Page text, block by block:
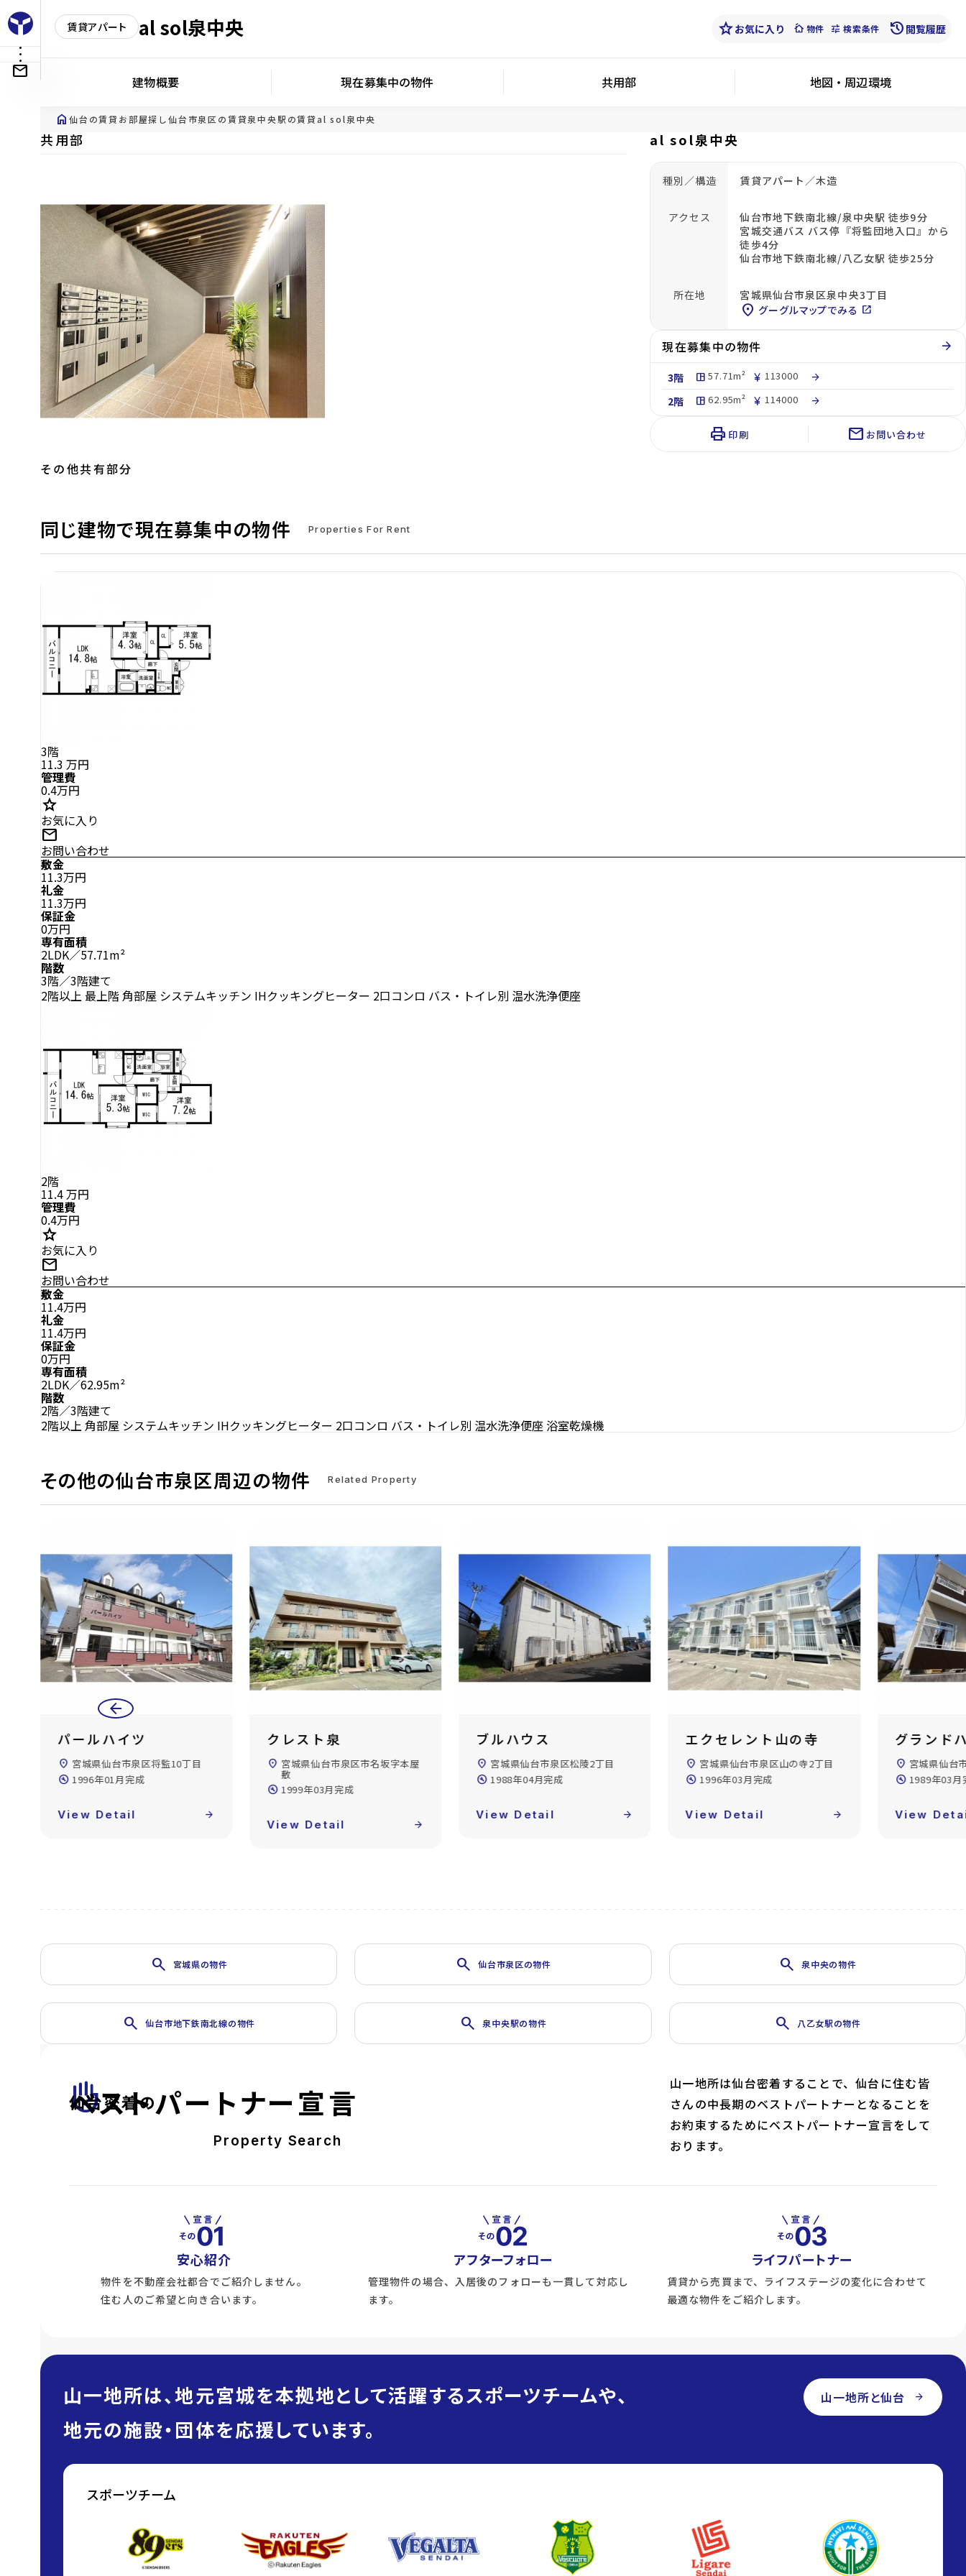
賃貸アパート al sol泉中央 starお気に入り cottage物件 tune 検索条件 history 閲覧履歴
建物概要 現在募集中の物件 共用部 地図・周辺環境
home 仙台の賃貸お部屋探し仙台市泉区の賃貸泉中央駅の賃貸al sol泉中央
al sol泉中央
種別／構造 賃貸アパート／木造
アクセス
仙台市地下鉄南北線/泉中央駅 徒歩9分
宮城交通バス バス停『将監団地入口』から
徒歩4分
仙台市地下鉄南北線/八乙女駅 徒歩25分
所在地 宮城県仙台市泉区泉中央3丁目
location_on グーグルマップでみる open_in_new
現在募集中の物件 arrow_forward
3階 space_dashboard 57.71m² currency_yen 113000
arrow_forward
2階
space_dashboard 62.95m² currency_yen 114000 arrow_forward
print 印刷 mail お問い合わせ
共用部
その他共有部分
同じ建物で現在募集中の物件 Properties For Rent
3階
11.3 万円
管理費
0.4万円
star
お気に入り
mail
お問い合わせ
敷金
11.3万円
礼金
11.3万円
保証金
0万円
専有面積
2LDK／57.71m²
階数
3階／3階建て
2階以上 最上階角部屋 システムキッチン IHクッキングヒーター 2口コンロ バス・トイレ別 温水洗浄便座
2階
11.4万円
管理費
0.4万円
star
お気に入り
mail
お問い合わせ
敷金
11.4万円
礼金
11.4万円
保証金
0万円
専有面積
2LDK／62.95m²
階数
2階／3階建て
2階以上 角部屋 システムキッチン IHクッキングヒーター 2口コンロ バス・トイレ別 温水洗浄便座 浴室乾燥機
その他の仙台市泉区周辺の物件 Related Property
arrow_back
クレスト泉
location_on 宮城県仙台市泉区市名坂字本屋
敷
build_circle
ブルハウス
location_on 宮城県仙台市泉区松陵2丁目
1988年04月完成
エクセレント山の寺
location_on 宮城県仙台市泉区山の寺2丁目
build_circle 1996年03月完成
View Detail arrow_forward
グランドハイツ永和台
location_on 宮城県仙台市泉区永和台
build_circle 1989年03月完成
View Detail arrow_forward
コーポム
location_on 宮城県仙台
build_circle 1986年02月
View
search 宮城県の物件 search 仙台市泉区の物件 search 泉中央の物件
search 仙台市地下鉄南北線の物件 search 泉中央駅の物件 search 八乙女駅の物件
front_hand
仙台密着の
ベストパートナー宣言
Property Search
山一地所は仙台密着することで、仙台に住む皆
さんの中長期のベストパートナーとなることを
お約束するためにベストパートナー宣言をして
おります。
安心紹介
物件を不動産会社都合でご紹介しません。
住む人のご希望と向き合います。
アフターフォロー
管理物件の場合、入居後のフォローも一貫して対応し
ます。
ライフパートナー
賃貸から売買まで、ライフステージの変化に合わせて
最適な物件をご紹介します。
山一地所は、地元宮城を本拠地として活躍するスポーツチームや、
地元の施設・団体を応援しています。
山一地所と仙台 arrow_forward
スポーツチーム